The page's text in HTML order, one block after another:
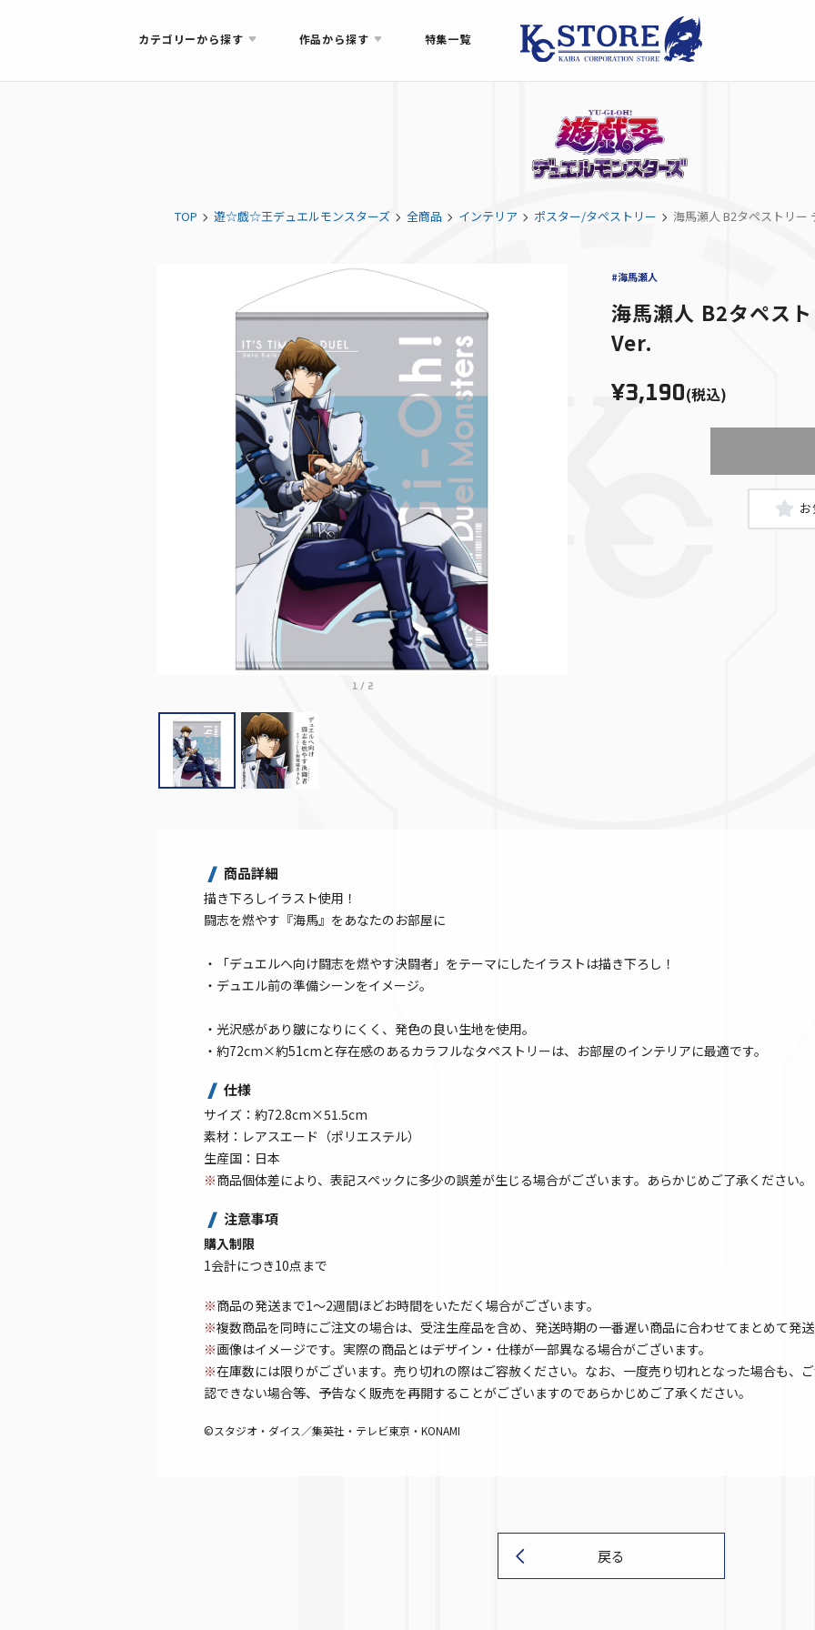
カテゴリーから探す 作品から探す 特集一覧
TOP 遊☆戯☆王デュエルモンスターズ 全商品 インテリア ポスター/タペストリー 海馬瀬人 B2タペストリー
1/ 2
#海馬瀬人
海馬瀬人 B2タペス
Ver.
¥3,190(税込)
商品詳細
描き下ろしイラスト使用！
闘志を燃やす『海馬』をあなたのお部屋に
・「デュエルへ向け闘志を燃やす決闘者」をテーマにしたイラストは描き下ろし！
・デュエル前の準備シーンをイメージ。
・光沢感があり皺になりにくく、発色の良い生地を使用。
・約72cm×約51cmと存在感のあるカラフルなタペストリーは、お部屋のインテリアに最適です。
仕様
サイズ：約72.8cm×51.5cm
素材：レアスエード（ポリエステル）
生産国：日本
※商品個体差により、表記スペックに多少の誤差が生じる場合がございます。あらかじめご了承ください。
注意事項
購入制限
1会計につき10点まで
※商品の発送まで1～2週間ほどお時間をいただく場合がございます。
※複数商品を同時にご注文の場合は、受注生産品を含め、発送時期の一番遅い商品に合わせてまとめて発
※画像はイメージです。実際の商品とはデザイン・仕様が一部異なる場合がございます。
※在庫数には限りがございます。売り切れの際はご容赦ください。なお、一度売り切れとなった場合も、
認できない場合等、予告なく販売を再開することがございますのであらかじめご了承ください。
©スタジオ・ダイス／集英社・テレビ東京・KONAMI
戻る